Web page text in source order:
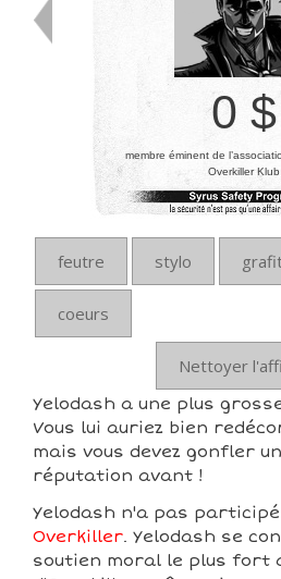
0 $
membre éminent de
Overkiller Klub
feutre stylo
coeurs
Nettoyer
Yelodash a une plus
Vous lui auriez bien
mais vous devez gonfler
réputation avant !
Yelodash n'a pas participé
Overkiller. Yelodash se
soutien moral le plus fort